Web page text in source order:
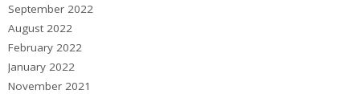
September 2022
August 2022
February 2022
January 2022
November 2021